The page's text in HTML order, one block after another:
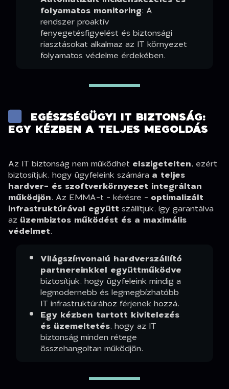
folyamatos monitoring: A
rendszer proaktív
fenyegetésfigyelést és biztonsági
riasztásokat alkalmaz az IT környezet
folyamatos védelme érdekében.
EGÉSZSÉGÜGYI IT BIZTONSÁG:
EGY KÉZBEN A TELJES MEGOLDÁS
Az IT biztonság nem működhet elszigetelten, ezért
biztosítjuk, hogy ügyfeleink számára a teljes
hardver- és szoftverkörnyezet integráltan
működjön. Az EMMA-t - kérésre - optimalizált
infrastruktúrával együtt szállítjuk, így garantálva
az üzembiztos működést és a maximális
védelmet.
Világszínvonalú hardverszállító
partnereinkkel együttműködve
biztosítjuk, hogy ügyfeleink mindig a
legmodernebb és legmegbízhatóbb
IT infrastruktúrához férjenek hozzá.
Egy kézben tartott kivitelezés
és üzemeltetés, hogy az IT
biztonság minden rétege
összehangoltan működjön.